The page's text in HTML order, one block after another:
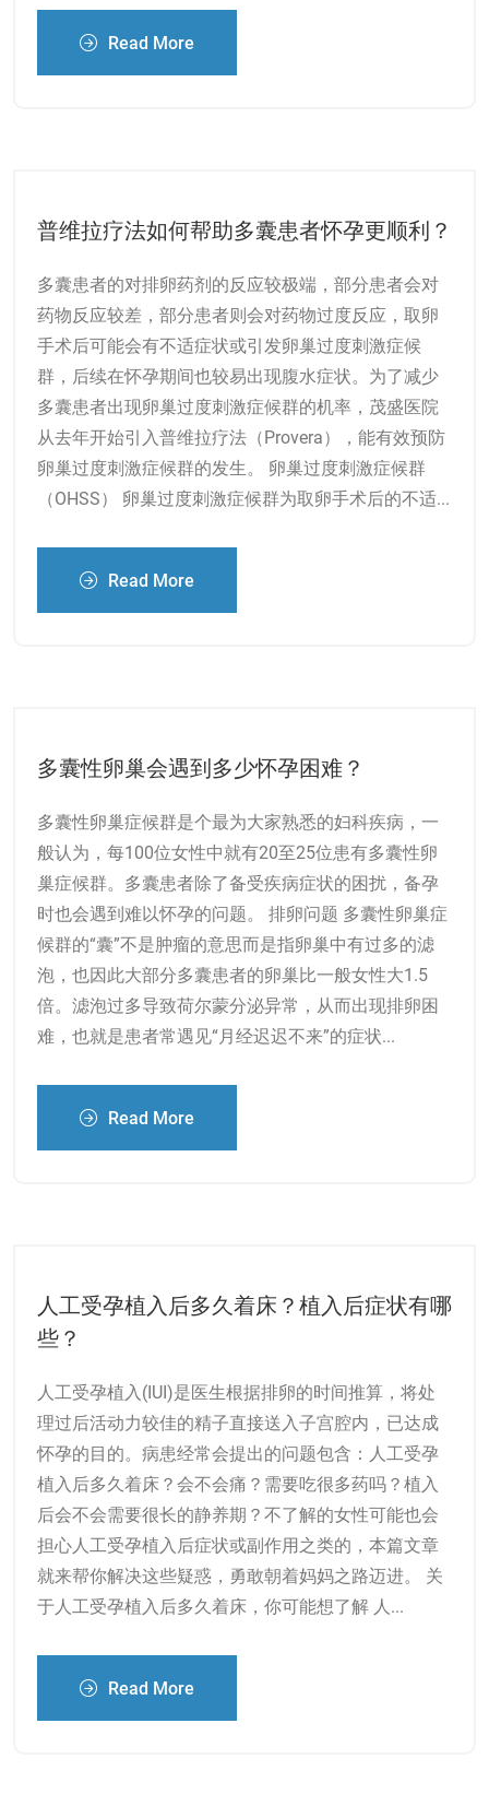
Read More
普维拉疗法如何帮助多囊患者怀孕更顺利？
多囊患者的对排卵药剂的反应较极端，部分患者会对
药物反应较差，部分患者则会对药物过度反应，取卵
手术后可能会有不适症状或引发卵巢过度刺激症候
群，后续在怀孕期间也较易出现腹水症状。为了减少
多囊患者出现卵巢过度刺激症候群的机率，茂盛医院
从去年开始引入普维拉疗法（Provera），能有效预防
卵巢过度刺激症候群的发生。 卵巢过度刺激症候群
（OHSS） 卵巢过度刺激症候群为取卵手术后的不适...
Read More
多囊性卵巢会遇到多少怀孕困难？
多囊性卵巢症候群是个最为大家熟悉的妇科疾病，一
般认为，每100位女性中就有20至25位患有多囊性卵
巢症候群。多囊患者除了备受疾病症状的困扰，备孕
时也会遇到难以怀孕的问题。 排卵问题 多囊性卵巢症
候群的“囊”不是肿瘤的意思而是指卵巢中有过多的滤
泡，也因此大部分多囊患者的卵巢比一般女性大1.5
倍。滤泡过多导致荷尔蒙分泌异常，从而出现排卵困
难，也就是患者常遇见“月经迟迟不来”的症状...
Read More
人工受孕植入后多久着床？植入后症状有哪
些？
人工受孕植入(IUI)是医生根据排卵的时间推算，将处
理过后活动力较佳的精子直接送入子宫腔内，已达成
怀孕的目的。病患经常会提出的问题包含：人工受孕
植入后多久着床？会不会痛？需要吃很多药吗？植入
后会不会需要很长的静养期？不了解的女性可能也会
担心人工受孕植入后症状或副作用之类的，本篇文章
就来帮你解决这些疑惑，勇敢朝着妈妈之路迈进。 关
于人工受孕植入后多久着床，你可能想了解 人...
Read More